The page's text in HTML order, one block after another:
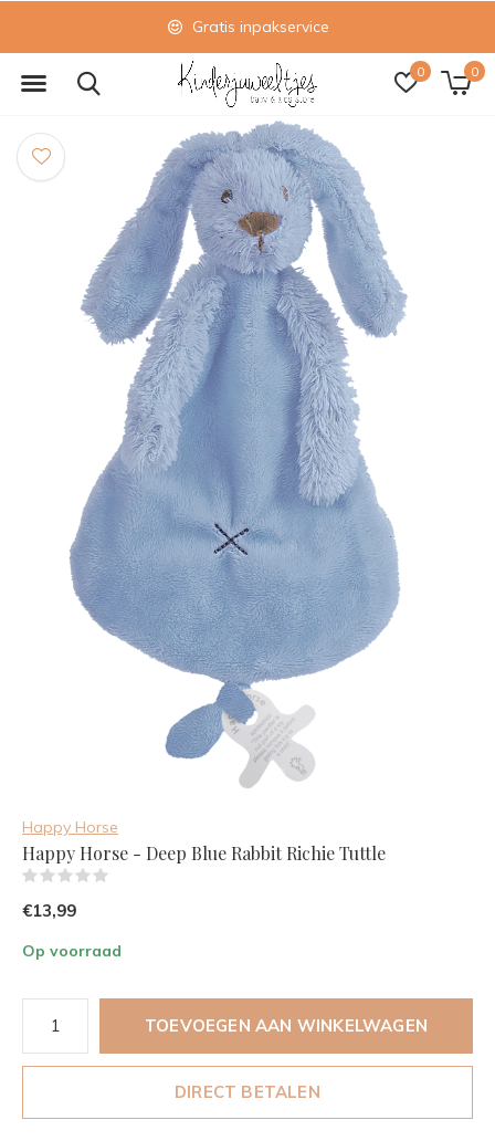
0 0
Gratis inpakservice
Happy Horse
Happy Horse - Deep Blue Rabbit Richie Tuttle
€13,99
Op voorraad
TOEVOEGEN AAN WINKELWAGEN
DIRECT BETALEN